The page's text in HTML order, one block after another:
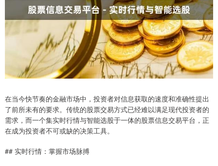
在当今快节奏的金融市场中，投资者对信息获取的速度和准确性提出
了前所未有的要求。传统的股票交易方式已经难以满足现代投资者的
需求，而一个集实时行情与智能选股于一体的股票信息交易平台，正
在成为投资者不可或缺的决策工具。
## 实时行情：掌握市场脉搏